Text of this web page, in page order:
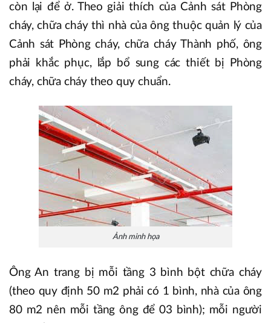
còn lại để ở. Theo giải thích của Cảnh sát Phòng
cháy, chữa cháy thì nhà của ông thuộc quản lý của
Cảnh sát Phòng cháy, chữa cháy Thành phố, ông
phải khắc phục, lắp bổ sung các thiết bị Phòng
cháy, chữa cháy theo quy chuẩn.
Ảnh minh họa
Ông An trang bị mỗi tầng 3 bình bột chữa cháy
(theo quy định 50 m2 phải có 1 bình, nhà của ông
80 m2 nên mỗi tầng ông để 03 bình); mỗi người